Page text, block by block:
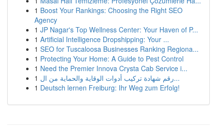
1 Boost Your Rankings: Choosing the Right SEO
Agency
1 JP Nagar's Top Wellness Center: Your Haven of P...
1 Artificial Intelligence Dropshipping: Your ...
1 SEO for Tuscaloosa Businesses Ranking Regiona...
1 Protecting Your Home: A Guide to Pest Control
1 Need the Premier Innova Crysta Cab Service i...
1
رقم شهادة تركيب أدوات الوقاية والحماية من ال...
1 Deutsch lernen Freiburg: Ihr Weg zum Erfolg!